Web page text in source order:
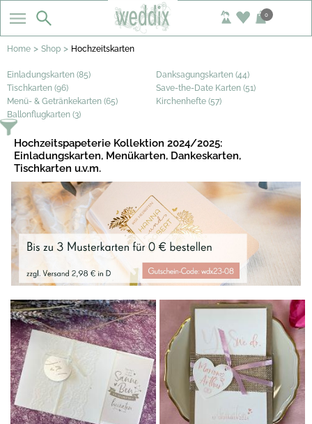
0
Home > Shop > Hochzeitskarten
Einladungskarten (85)
Danksagungskarten (44)
Tischkarten (96)
Save-the-Date Karten (51)
Menü- & Getränkekarten (65)
Kirchenhefte (57)
Ballonflugkarten (3)
Hochzeitspapeterie Kollektion 2024/2025:
Einladungskarten, Menükarten, Dankeskarten,
Tischkarten u.v.m.